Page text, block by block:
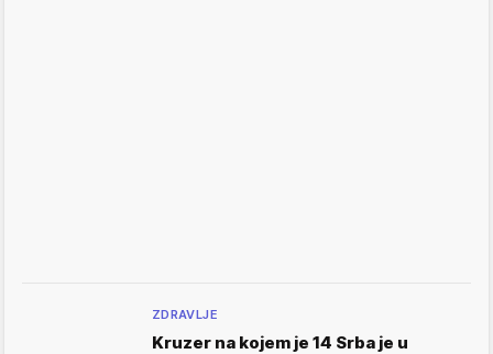
ZDRAVLJE
Kruzer na kojem je 14 Srba je u